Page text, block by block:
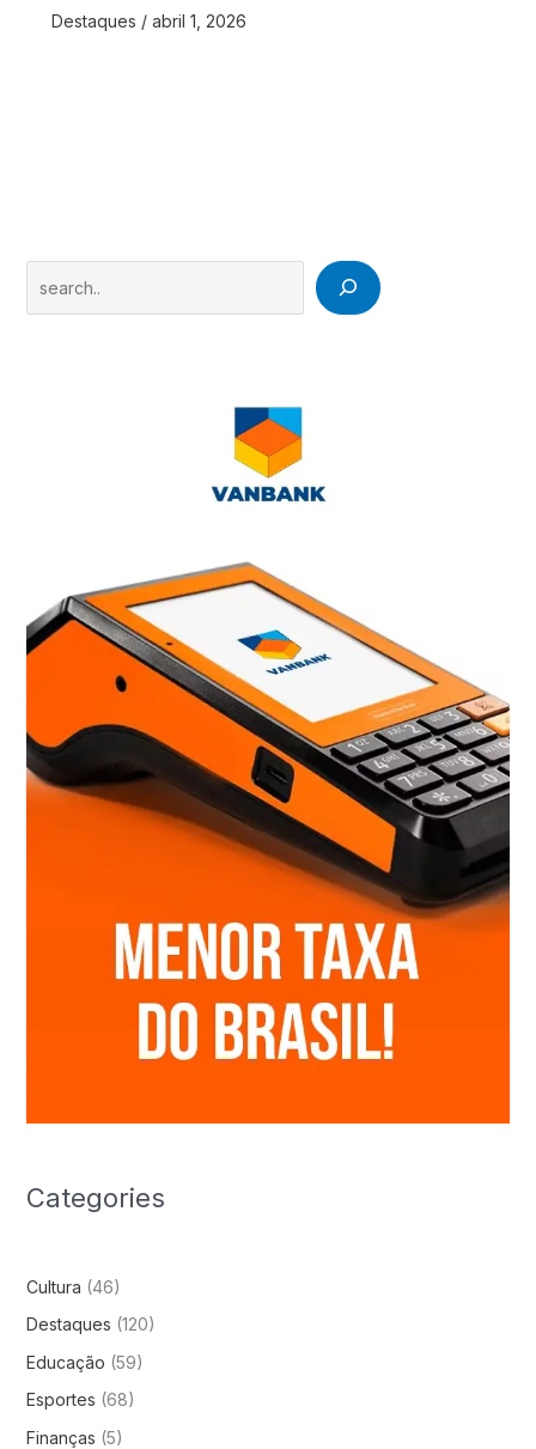
Destaques / abril 1, 2026
Categories
Cultura (46)
Destaques (120)
Educação (59)
Esportes (68)
Finanças (5)